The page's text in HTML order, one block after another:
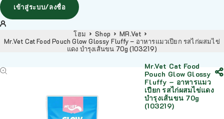
เข้าสู่ระบบ/ลงชื่อ
โฮม Shop
MR.Vet
Mr.Vet Cat Food Pouch Glow Glossy Fluffy – อาหารแมวเปียก รสไก่ผสมไข่
แดง บำรุงเส้นขน 70g (103219)
Mr.Vet Cat Food
Pouch Glow Glossy
Fluffy – อาหารแมว
เปียก รสไก่ผสมไข่แดง
บำรุงเส้นขน 70g
(103219)